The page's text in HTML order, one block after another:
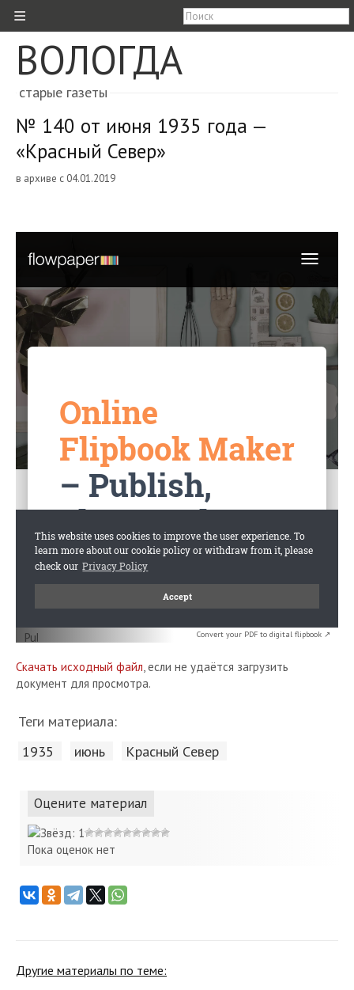
≡
ВОЛОГДА
старые газеты
№ 140 от июня 1935 года —
«Красный Север»
в архиве с 04.01.2019
Convert your PDF to digital flipbook ↗
Скачать исходный файл, если не удаётся загрузить
документ для просмотра.
Теги материала:
1935 июнь Красный Cевер
Оцените материал
Пока оценок нет
Другие материалы по теме: